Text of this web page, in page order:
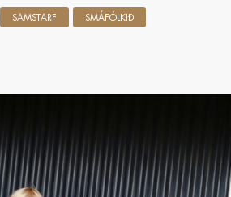
SAMSTARF SMÁFÓLKIÐ